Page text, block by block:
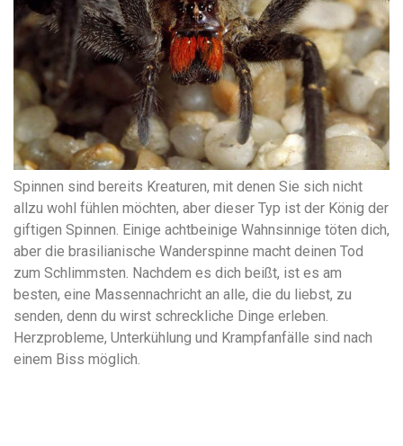
Spinnen sind bereits Kreaturen, mit denen Sie sich nicht
allzu wohl fühlen möchten, aber dieser Typ ist der König der
giftigen Spinnen. Einige achtbeinige Wahnsinnige töten dich,
aber die brasilianische Wanderspinne macht deinen Tod
zum Schlimmsten. Nachdem es dich beißt, ist es am
besten, eine Massennachricht an alle, die du liebst, zu
senden, denn du wirst schreckliche Dinge erleben.
Herzprobleme, Unterkühlung und Krampfanfälle sind nach
einem Biss möglich.